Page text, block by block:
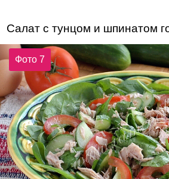
Салат с тунцом и шпинатом
Фото 7